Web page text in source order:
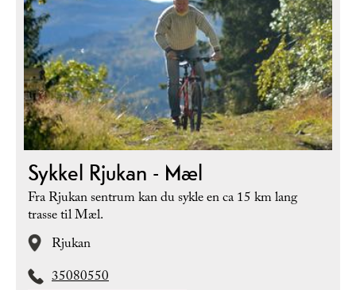
Sykkel Rjukan - Mæl
Fra Rjukan sentrum kan du sykle en ca 15 km lang
trasse til Mæl.
Rjukan
35080550